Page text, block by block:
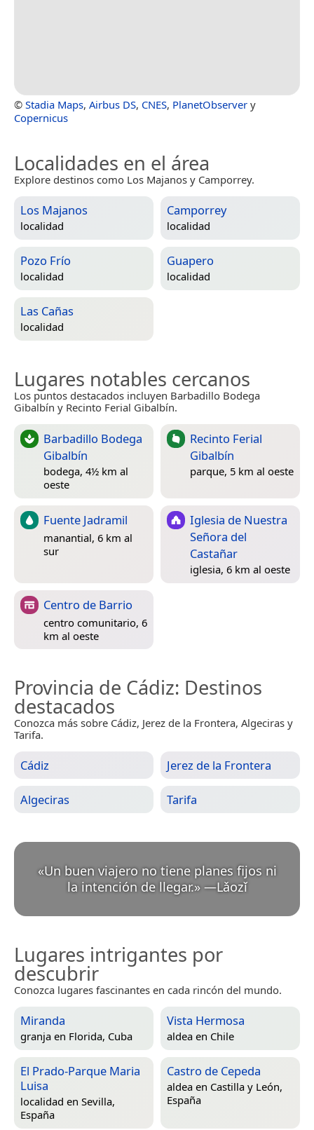
© Stadia Maps, Airbus DS, CNES, PlanetObserver y
Copernicus
Localidades en el área
Explore destinos como Los Majanos y Camporrey.
Los Majanos
localidad
Camporrey
localidad
Pozo Frío
localidad
Guapero
localidad
Las Cañas
localidad
Lugares notables cercanos
Los puntos destacados incluyen Barbadillo Bodega
Gibalbín y Recinto Ferial Gibalbín.
Barbadillo Bodega
Gibalbín
bodega, 4½ km al
oeste
Recinto Ferial
Gibalbín
parque, 5 km al oeste
Fuente Jadramil
manantial, 6 km al
sur
Iglesia de Nuestra
Señora del
Castañar
iglesia, 6 km al oeste
Centro de Barrio
centro comunitario, 6
km al oeste
Provincia de Cádiz: Destinos
destacados
Conozca más sobre Cádiz, Jerez de la Frontera, Algeciras y
Tarifa.
Cádiz Jerez de la Frontera
Algeciras Tarifa
«Un buen viajero no tiene planes fijos ni
la intención de llegar.» —Lǎozǐ
Lugares intrigantes por
descubrir
Conozca lugares fascinantes en cada rincón del mundo.
Miranda
granja en Florida, Cuba
Vista Hermosa
aldea en Chile
El Prado-Parque Maria
Luisa
localidad en Sevilla,
España
Castro de Cepeda
aldea en Castilla y León,
España